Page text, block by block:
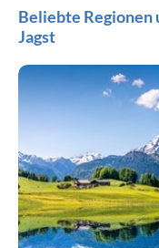
Beliebte Regionen
Jagst